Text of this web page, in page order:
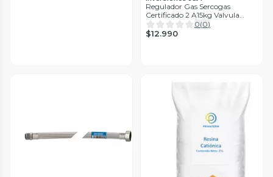
Regulador Gas Sercogas
Certificado 2 A15kg Valvula
Seguridad
0(0)
$12.990